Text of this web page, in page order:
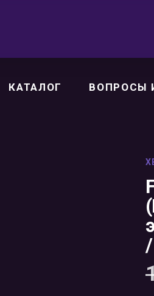
КАТАЛОГ ВОПРОСЫ